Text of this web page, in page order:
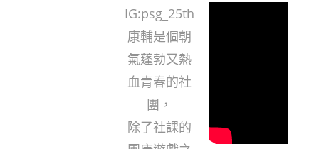
IG:psg_25th
康輔是個朝
氣蓬勃又熱
血青春的社
團，
除了社課的